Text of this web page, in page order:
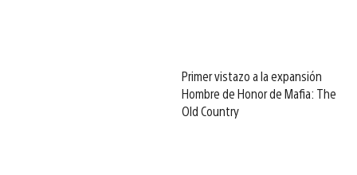
Primer vistazo a la expansión
Hombre de Honor de Mafia: The
Old Country